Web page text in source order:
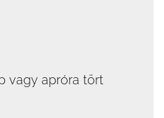
vagy apróra tört